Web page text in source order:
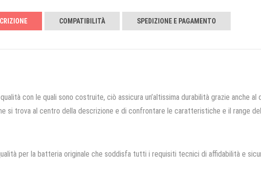
COMPATIBILITÀ SPEDIZIONE E PAGAMENTO
con le quali sono costruite, ciò assicura un’altissima durabilità grazie anche
si trova al centro della descrizione e di confrontare le caratteristiche e il range
per la batteria originale che soddisfa tutti i requisiti tecnici di affidabilità e